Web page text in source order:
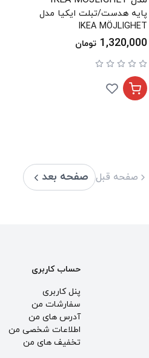
پایه هدست/تبلت ایکیا مدل
IKEA MÖJLIGHET
1,320,000 تومان
صفحه قبل صفحه بعد
حساب کاربری
پنل کاربری
سفارشات من
آدرس های من
اطلاعات شخصی من
تخفیف های من